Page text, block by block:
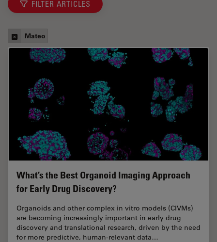
FILTER ARTICLES
Mateo
What’s the Best Organoid Imaging Approach
for Early Drug Discovery?
Organoids and other complex in vitro models (CIVMs)
are becoming increasingly important in early drug
discovery and translational research, driven by the need
for more predictive, human-relevant data…